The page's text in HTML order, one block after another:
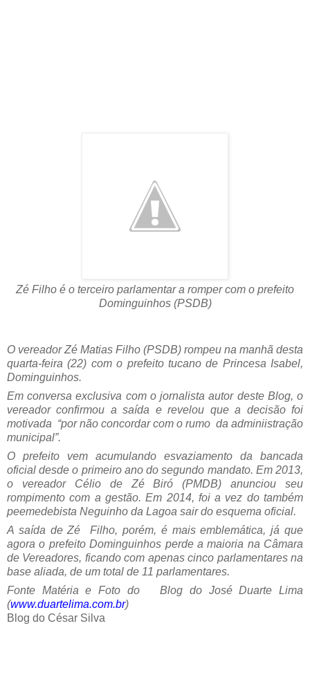
Zé Filho é o terceiro parlamentar a romper com o prefeito
Dominguinhos (PSDB)
O vereador Zé Matias Filho (PSDB) rompeu na manhã desta
quarta-feira (22) com o prefeito tucano de Princesa Isabel,
Dominguinhos.
Em conversa exclusiva com o jornalista autor deste Blog, o
vereador confirmou a saída e revelou que a decisão foi
motivada “por não concordar com o rumo da adminiistração
municipal”.
O prefeito vem acumulando esvaziamento da bancada
oficial desde o primeiro ano do segundo mandato. Em 2013,
o vereador Célio de Zé Biró (PMDB) anunciou seu
rompimento com a gestão. Em 2014, foi a vez do também
peemedebista Neguinho da Lagoa sair do esquema oficial.
A saída de Zé Filho, porém, é mais emblemática, já que
agora o prefeito Dominguinhos perde a maioria na Câmara
de Vereadores, ficando com apenas cinco parlamentares na
base aliada, de um total de 11 parlamentares.
Fonte Matéria e Foto do Blog do José Duarte Lima
(www.duartelima.com.br)
Blog do César Silva